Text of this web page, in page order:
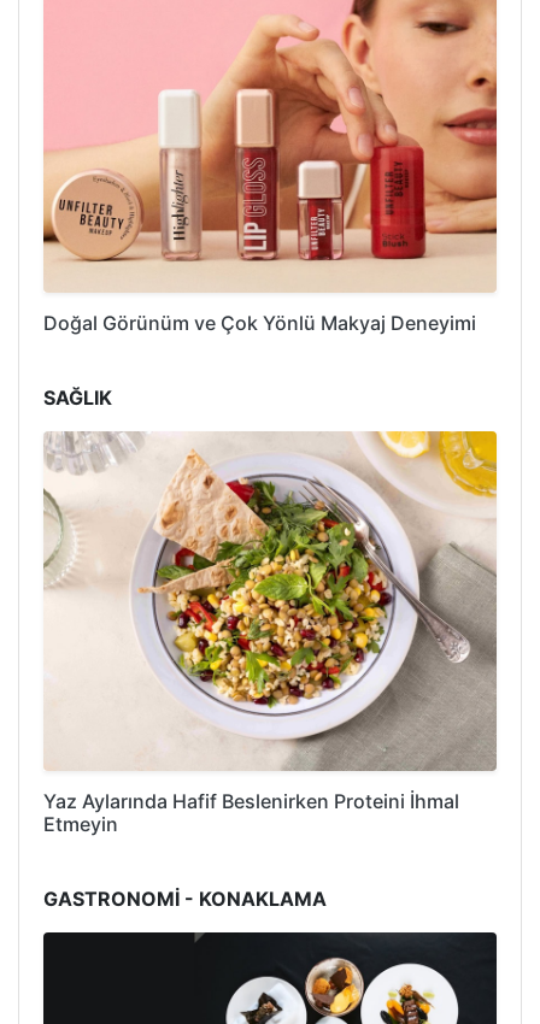
Doğal Görünüm ve Çok Yönlü Makyaj Deneyimi
SAĞLIK
Yaz Aylarında Hafif Beslenirken Proteini İhmal
Etmeyin
GASTRONOMİ - KONAKLAMA